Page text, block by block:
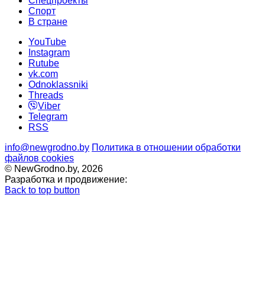
Cпорт
В стране
YouTube
Instagram
Rutube
vk.com
Odnoklassniki
Threads
Viber
Telegram
RSS
info@newgrodno.by Политика в отношении обработки
файлов cookies
© NewGrodno.by, 2026
Разработка и продвижение:
Back to top button